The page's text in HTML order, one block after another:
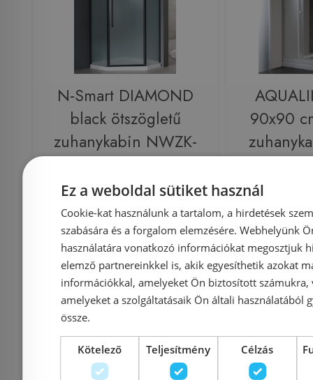
N-Smart DIAMOND
black ötszögletű
zuhanykabin NWZK-
Azonosító: 195668
Cikkszám: NWZK-DIA9090
69 990 Ft
90x90
112 000 Ft
Rendelésre Rendelésre
Ez a weboldal sütiket használ
Cookie-kat használunk a tartalom, a hirdetések
szabására és a forgalom elemzésére. Webhelyünk
használatára vonatkozó információkat megosztjuk
elemző partnereinkkel is, akik egyesíthetik azokat
információkkal, amelyeket Ön biztosított számukra,
amelyeket a szolgáltatásaik Ön általi használatából
össze.
Kötelező Teljesítmény Célzás